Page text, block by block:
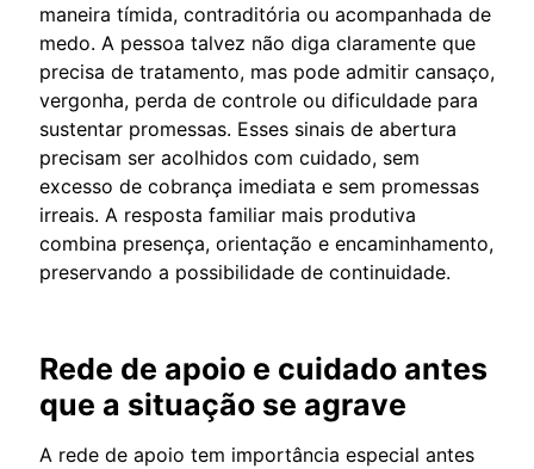
maneira tímida, contraditória ou acompanhada de
medo. A pessoa talvez não diga claramente que
precisa de tratamento, mas pode admitir cansaço,
vergonha, perda de controle ou dificuldade para
sustentar promessas. Esses sinais de abertura
precisam ser acolhidos com cuidado, sem
excesso de cobrança imediata e sem promessas
irreais. A resposta familiar mais produtiva
combina presença, orientação e encaminhamento,
preservando a possibilidade de continuidade.
Rede de apoio e cuidado antes
que a situação se agrave
A rede de apoio tem importância especial antes